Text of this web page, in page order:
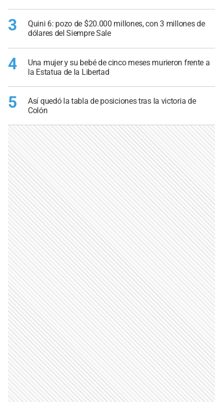
3
Quini 6: pozo de $20.000 millones, con 3 millones de
dólares del Siempre Sale
4
Una mujer y su bebé de cinco meses murieron frente a
la Estatua de la Libertad
5
Así quedó la tabla de posiciones tras la victoria de
Colón